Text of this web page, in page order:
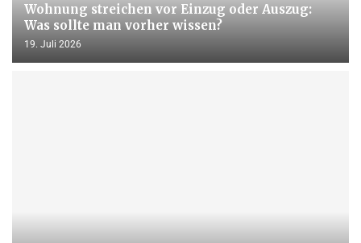
Wohnung streichen vor Einzug oder Auszug:
Was sollte man vorher wissen?
19. Juli 2026